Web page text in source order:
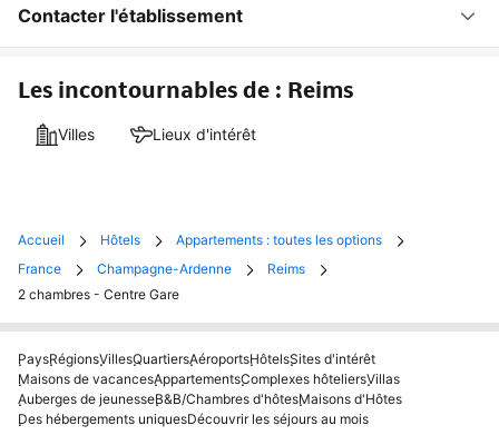
Contacter l'établissement
Les incontournables de : Reims
Villes Lieux d'intérêt
Accueil Hôtels
Appartements : toutes les options
France
Champagne-Ardenne
Reims
2 chambres - Centre Gare
PaysRégionsVillesQuartiersAéroportsHôtelsSites d'intérêt
Maisons de vacancesAppartementsComplexes hôteliersVillas
Auberges de jeunesseB&B/Chambres d'hôtesMaisons d'Hôtes
Des hébergements uniquesDécouvrir les séjours au mois